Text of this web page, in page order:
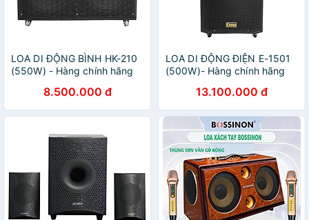
LOA DI ĐỘNG BÌNH HK-210
(550W) - Hàng chính hãng
8.500.000 đ
LOA DI ĐỘNG ĐIỆN E-1501
(500W)- Hàng chính hãng
13.100.000 đ